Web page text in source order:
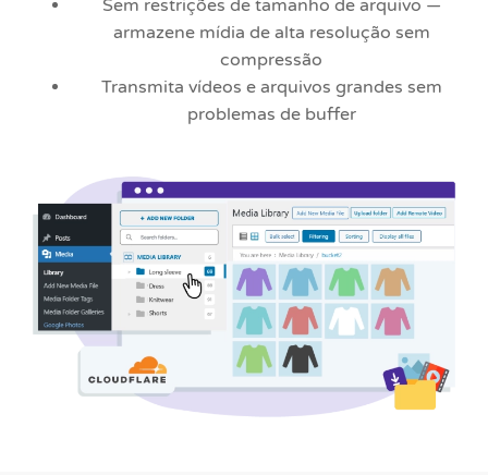
Sem restrições de tamanho de arquivo —
armazene mídia de alta resolução sem
compressão
Transmita vídeos e arquivos grandes sem
problemas de buffer